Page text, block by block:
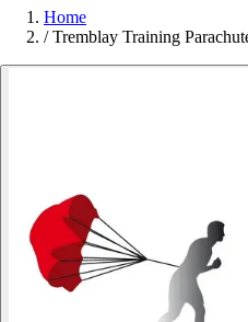
Home
/ Tremblay Training